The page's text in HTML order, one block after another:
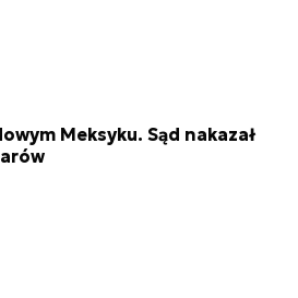
Meksyku. Sąd nakazał